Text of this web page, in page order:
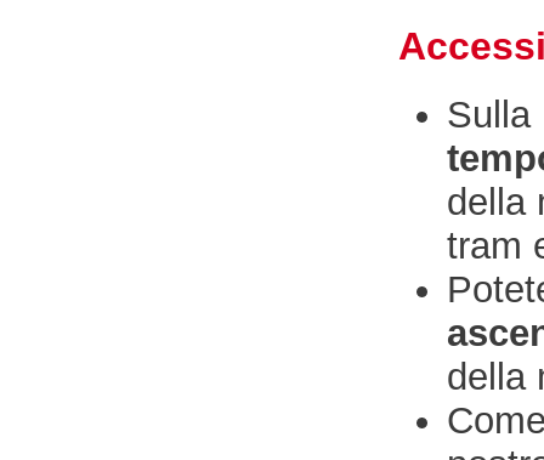
Sulla
della
tram
della